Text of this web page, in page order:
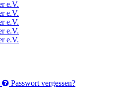
Passwort vergessen?